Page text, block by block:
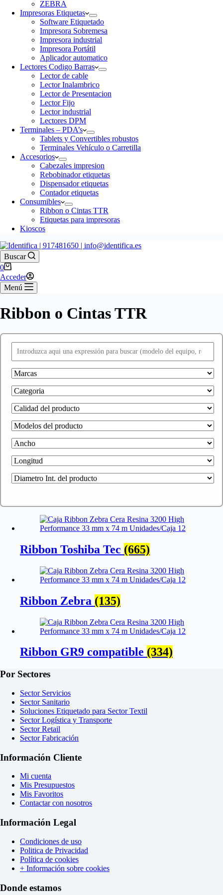
ZEBRA
Impresoras Etiquetas
Software Etiquetado
Impresora Sobremesa
Impresora industrial
Impresora Portátil
Aplicador automatico
Lectores Codigo Barras
Lector de cable
Lector Inalambrico
Lector de Presentacion
Lector Fijo
Lector industrial
Lectores DPM
Terminales – PDA’s
Tablets y Convertibles robustos
Terminales Vehículo o Carretilla
Accesorios
Cabezales impresion
Rebobinador etiquetas
Dispensador etiquetas
Contador etiquetas
Consumibles
Ribbon o Cintas TTR
Etiquetas para impresoras
Kioscos
Buscar
Carro
de
compra
0
Acceder
Menú
Ribbon o Cintas TTR
Ribbon Toshiba Tec (665)
Ribbon Zebra (135)
Ribbon GR9 compatible (334)
Por Sectores
Sector Servicios
Sector Sanitario
Soluciones Etiquetado para Sector Textil
Sector Logística y Transporte
Sector Retail
Sector Fabricación
Información Cliente
Mi cuenta
Mis Presupuestos
Mis Favoritos
Contactar con nosotros
Información Legal
Condiciones de uso
Politica de Privacidad
Política de cookies
+ Información sobre cookies
Donde estamos